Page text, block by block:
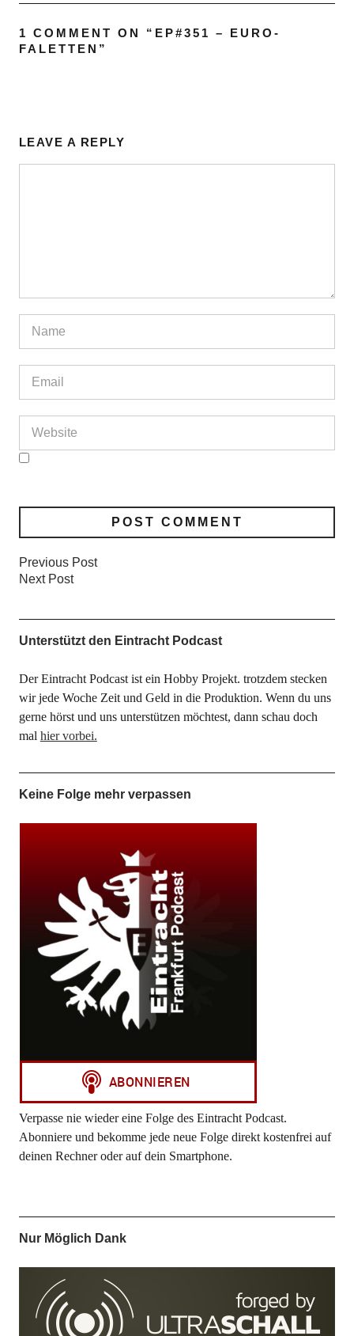
1 COMMENT ON “ EP#351 – EURO-
FALETTEN ”
LEAVE A REPLY
Previous Post
Next Post
Unterstützt den Eintracht Podcast
Der Eintracht Podcast ist ein Hobby Projekt. trotzdem stecken
wir jede Woche Zeit und Geld in die Produktion. Wenn du uns
gerne hörst und uns unterstützen möchtest, dann schau doch
mal hier vorbei.
Keine Folge mehr verpassen
Verpasse nie wieder eine Folge des Eintracht Podcast.
Abonniere und bekomme jede neue Folge direkt kostenfrei auf
deinen Rechner oder auf dein Smartphone.
Nur Möglich Dank